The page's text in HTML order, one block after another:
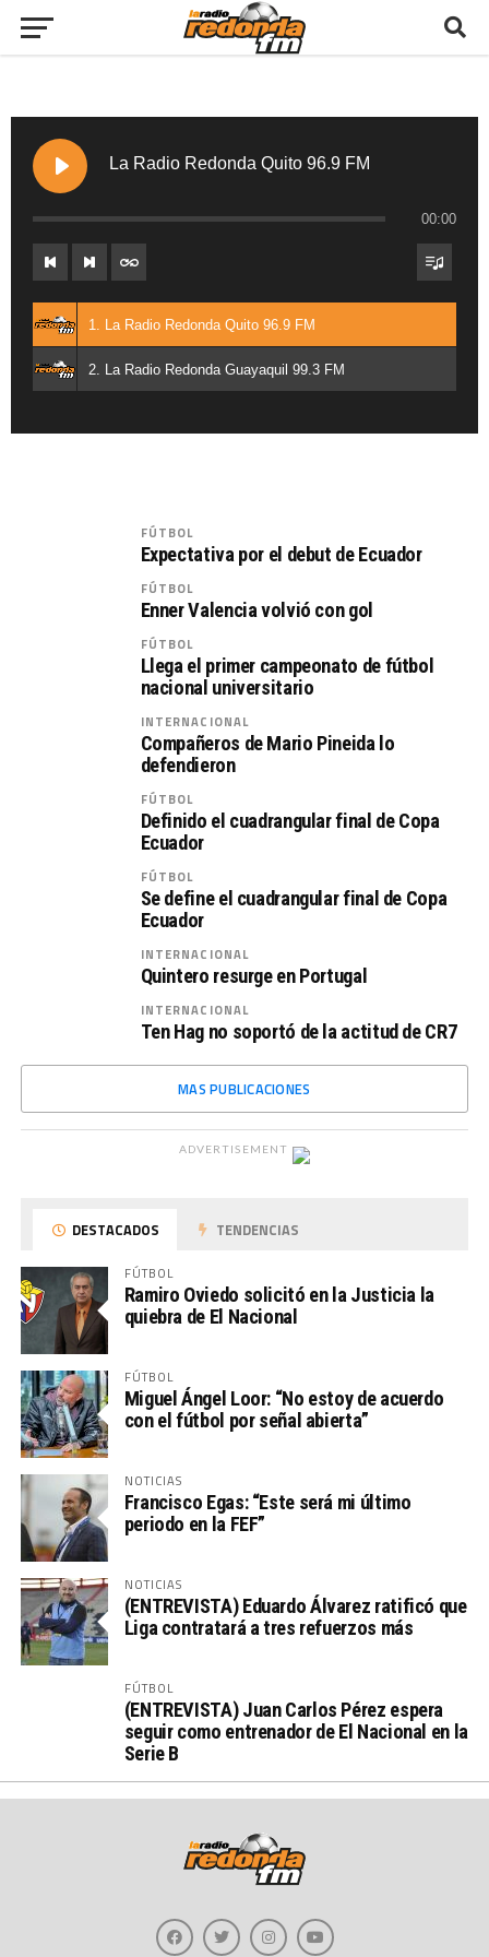
La Radio Redonda Quito 96.9 FM
00:00
1. La Radio Redonda Quito 96.9 FM
2. La Radio Redonda Guayaquil 99.3 FM
FÚTBOL
Expectativa por el debut de Ecuador
FÚTBOL
Enner Valencia volvió con gol
FÚTBOL
Llega el primer campeonato de fútbol
nacional universitario
INTERNACIONAL
Compañeros de Mario Pineida lo
defendieron
FÚTBOL
Definido el cuadrangular final de Copa
Ecuador
FÚTBOL
Se define el cuadrangular final de Copa
Ecuador
INTERNACIONAL
Quintero resurge en Portugal
INTERNACIONAL
Ten Hag no soportó de la actitud de CR7
MAS PUBLICACIONES
ADVERTISEMENT
DESTACADOS TENDENCIAS
FÚTBOL
Ramiro Oviedo solicitó en la Justicia la
quiebra de El Nacional
FÚTBOL
Miguel Ángel Loor: “No estoy de acuerdo
con el fútbol por señal abierta”
NOTICIAS
Francisco Egas: “Este será mi último
periodo en la FEF”
NOTICIAS
(ENTREVISTA) Eduardo Álvarez ratificó que
Liga contratará a tres refuerzos más
FÚTBOL
(ENTREVISTA) Juan Carlos Pérez espera
seguir como entrenador de El Nacional en la
Serie B